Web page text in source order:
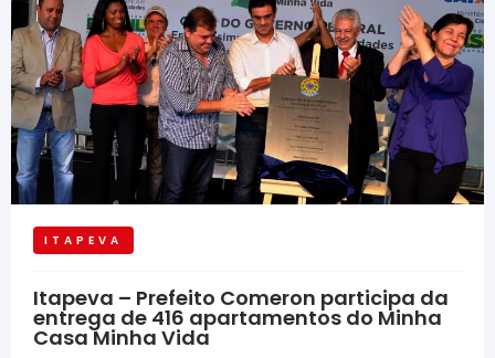
ITAPEVA
Itapeva – Prefeito Comeron participa da
entrega de 416 apartamentos do Minha
Casa Minha Vida